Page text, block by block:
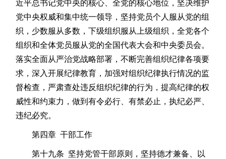
近平总书记党中央的核心、全党的核心地位，坚决维护
党中央权威和集中统一领导，坚持党员个人服从党的组
织，少数服从多数，下级组织服从上级组织，全党各个
组织和全体党员服从党的全国代表大会和中央委员会。
落实全面从严治党战略部署，不断完善组织纪律各项要
求，深入开展纪律教育，加强对组织纪律执行情况的监
督检查，严肃查处违反组织纪律的行为，提高纪律的权
威性和约束力，做到有令必行、有禁必止，执纪必严、
违纪必究。
第四章 干部工作
第十九条 坚持党管干部原则，坚持德才兼备、以